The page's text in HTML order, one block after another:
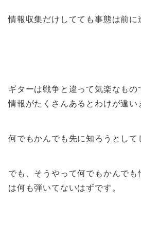
情報収集だけしてても事態は前に
ギターは戦争と違って気楽なもの
情報がたくさんあるとわけが違い
何でもかんでも先に知ろうとして
でも、そうやって何でもかんでも
は何も弾いてないはずです。